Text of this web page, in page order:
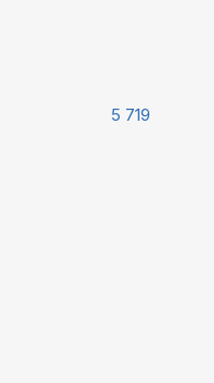
5 719